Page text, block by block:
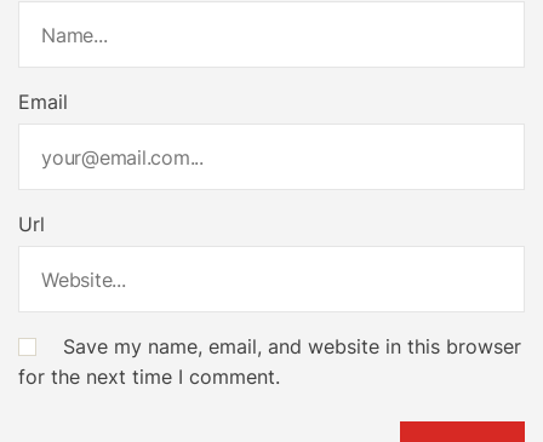
Email
Url
Save my name, email, and website in this browser
for the next time I comment.